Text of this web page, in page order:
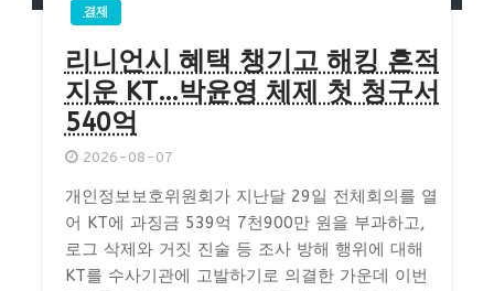
경제
리니언시 혜택 챙기고 해킹 흔적
지운 KT…박윤영 체제 첫 청구서
540억
2026-08-07
개인정보보호위원회가 지난달 29일 전체회의를 열
어 KT에 과징금 539억 7천900만 원을 부과하고,
로그 삭제와 거짓 진술 등 조사 방해 행위에 대해
KT를 수사기관에 고발하기로 의결한 가운데 이번